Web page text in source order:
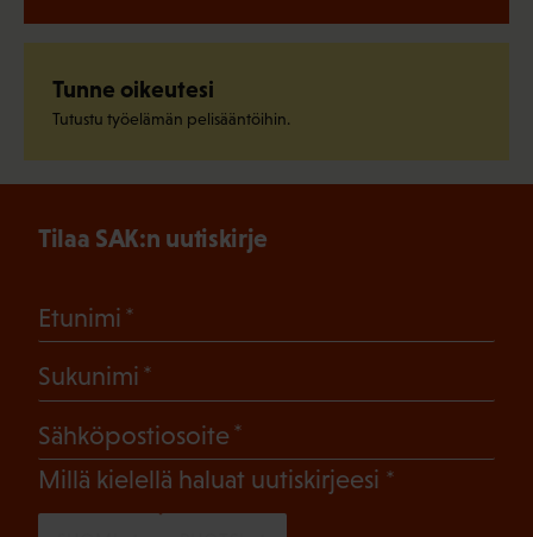
Tunne oikeutesi
Tutustu työelämän pelisääntöihin.
Tilaa SAK:n uutiskirje
Etunimi
Sukunimi
Sähköpostiosoite
Millä kielellä haluat uutiskirjeesi (Pakollinen)